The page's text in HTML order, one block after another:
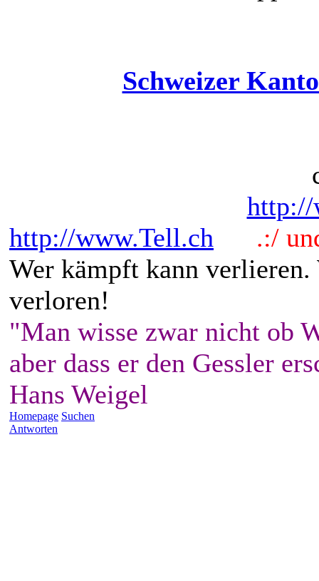
Schweizer
http://
http://www.Tell.ch
.:/
Wer kämpft kann
verloren!
"Man wisse zwar nicht ob
aber dass er den Gessler
Hans Weigel
Homepage Suchen
Antworten